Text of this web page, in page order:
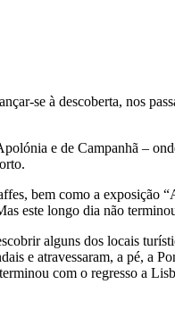
se à descoberta, nos
e de Campanhã –
bem como a exposição
este longo dia não
alguns dos locais
e atravessaram, a pé,
com o regresso a